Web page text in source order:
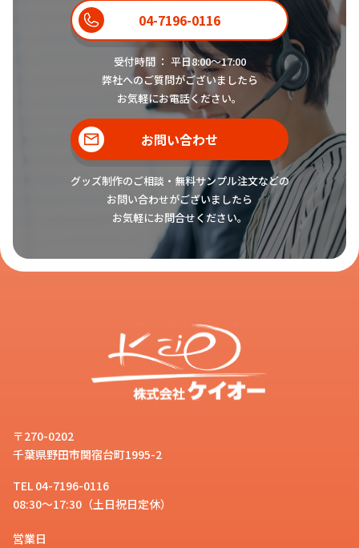
04-7196-0116
受付時間 ： 平日8:00〜17:00
弊社へのご質問がございましたら
お気軽にお電話ください。
お問い合わせ
グッズ制作のご相談・無料サンプル注文などの
お問い合わせがございましたら
お気軽にお問合せください。
〒270-0202
千葉県野田市関宿台町1995-2
TEL 04-7196-0116
08:30～17:30（土日祝日定休）
営業日